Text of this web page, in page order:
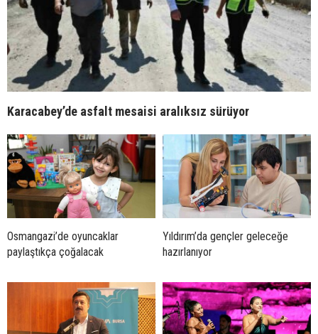
Karacabey’de asfalt mesaisi aralıksız sürüyor
Osmangazi’de oyuncaklar
paylaştıkça çoğalacak
Yıldırım’da gençler geleceğe
hazırlanıyor